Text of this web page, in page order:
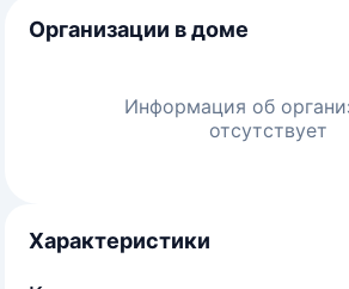
Организации в доме
Информация об
отсутствует
Характеристики